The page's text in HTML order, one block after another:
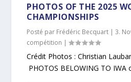
PHOTOS OF THE 2025
CHAMPIONSHIPS
Posté par Frédéric Becquart |3.
compétition |
Crédit Photos : Christian
PHOTOS BELOWING TO IWA